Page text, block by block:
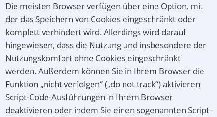
Die meisten Browser verfügen über eine Option, mit
der das Speichern von Cookies eingeschränkt oder
komplett verhindert wird. Allerdings wird darauf
hingewiesen, dass die Nutzung und insbesondere der
Nutzungskomfort ohne Cookies eingeschränkt
werden. Außerdem können Sie in Ihrem Browser die
Funktion „nicht verfolgen“ („do not track“) aktivieren,
Script-Code-Ausführungen in Ihrem Browser
deaktivieren oder indem Sie einen sogenannten Script-